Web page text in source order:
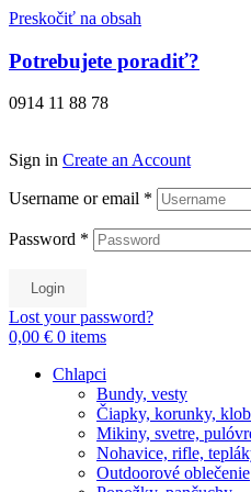
Preskočiť na obsah
Potrebujete poradiť?
0914 11 88 78
Sign in Create an Account
Username or email *
Password *
Login
Lost your password?
0,00 € 0 items
Chlapci
Bundy, vesty
Čiapky, korunky,
Mikiny, svetre,
Nohavice, rifle,
Outdoorové oblečenie